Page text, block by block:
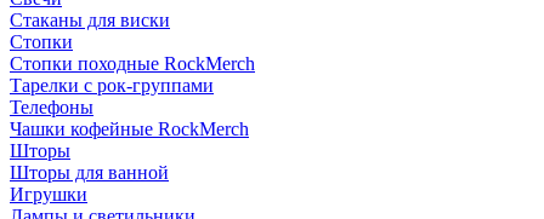
Стаканы для виски
Стопки
Стопки походные RockMerch
Тарелки с рок-группами
Телефоны
Чашки кофейные RockMerch
Шторы
Шторы для ванной
Игрушки